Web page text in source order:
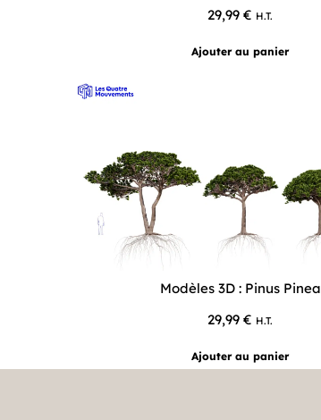
29,99€ H.T.
Ajouter au panier
Modèles 3D : Pinus Pinea
29,99€ H.T.
Ajouter au panier